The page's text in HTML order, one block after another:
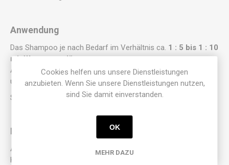
Anwendung
Das Shampoo je nach Bedarf im Verhältnis ca. 1 : 5 bis 1 : 10
mit Wasser verdünnen.
Am besten in einer Auftrageflasche mischen, aufschäumen
und auf die feuchte Kopfhaut und das Haar auftragen.
Sanft einmassieren und gründlich ausspülen.
Aufgrund des Verzichts auf zusätzliche
Konservierungsstoffe ist ein sorgfältiger Umgang wichtig.
Cookies helfen uns unsere Dienstleistungen
anzubieten. Wenn Sie unsere Dienstleistungen nutzen,
sind Sie damit einverstanden.
OK
MEHR DAZU